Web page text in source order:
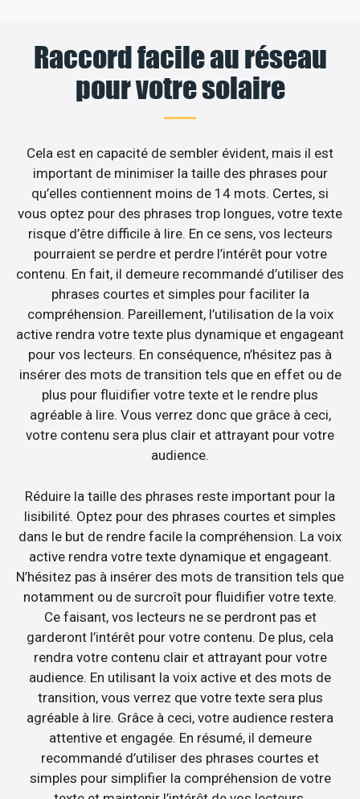
Raccord facile au réseau
pour votre solaire
Cela est en capacité de sembler évident, mais il est
important de minimiser la taille des phrases pour
qu’elles contiennent moins de 14 mots. Certes, si
vous optez pour des phrases trop longues, votre texte
risque d’être difficile à lire. En ce sens, vos lecteurs
pourraient se perdre et perdre l’intérêt pour votre
contenu. En fait, il demeure recommandé d’utiliser des
phrases courtes et simples pour faciliter la
compréhension. Pareillement, l’utilisation de la voix
active rendra votre texte plus dynamique et engageant
pour vos lecteurs. En conséquence, n’hésitez pas à
insérer des mots de transition tels que en effet ou de
plus pour fluidifier votre texte et le rendre plus
agréable à lire. Vous verrez donc que grâce à ceci,
votre contenu sera plus clair et attrayant pour votre
audience.
Réduire la taille des phrases reste important pour la
lisibilité. Optez pour des phrases courtes et simples
dans le but de rendre facile la compréhension. La voix
active rendra votre texte dynamique et engageant.
N’hésitez pas à insérer des mots de transition tels que
notamment ou de surcroît pour fluidifier votre texte.
Ce faisant, vos lecteurs ne se perdront pas et
garderont l’intérêt pour votre contenu. De plus, cela
rendra votre contenu clair et attrayant pour votre
audience. En utilisant la voix active et des mots de
transition, vous verrez que votre texte sera plus
agréable à lire. Grâce à ceci, votre audience restera
attentive et engagée. En résumé, il demeure
recommandé d’utiliser des phrases courtes et
simples pour simplifier la compréhension de votre